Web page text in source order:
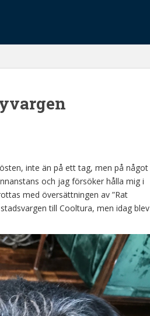
inte än på ett tag, men på något
och jag försöker hålla mig i
med översättningen av ”Rat
till Cooltura, men idag blev